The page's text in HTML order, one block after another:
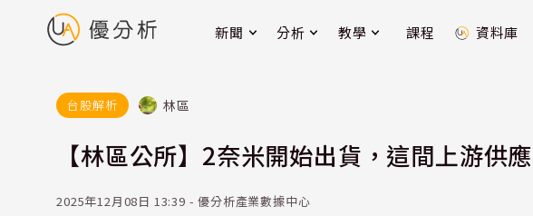
新聞 分析 教學 課程 資料庫
台股解析 林區
【林區公所】2奈米開始出貨，這間上游供
2025年12月08日 13:39 - 優分析產業數據中心